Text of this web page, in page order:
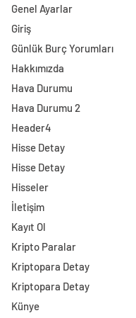
Genel Ayarlar
Giriş
Günlük Burç Yorumları
Hakkımızda
Hava Durumu
Hava Durumu 2
Header4
Hisse Detay
Hisse Detay
Hisseler
İletişim
Kayıt Ol
Kripto Paralar
Kriptopara Detay
Kriptopara Detay
Künye